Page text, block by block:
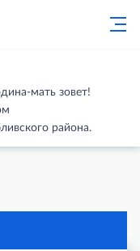
мать зовет!
района.